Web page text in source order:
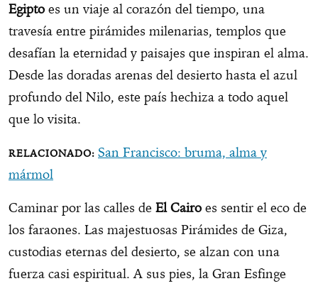
Egipto es un viaje al corazón del tiempo, una
travesía entre pirámides milenarias, templos que
desafían la eternidad y paisajes que inspiran el alma.
Desde las doradas arenas del desierto hasta el azul
profundo del Nilo, este país hechiza a todo aquel
que lo visita.
San Francisco: bruma, alma y
mármol
Caminar por las calles de El Cairo es sentir el eco de
los faraones. Las majestuosas Pirámides de Giza,
custodias eternas del desierto, se alzan con una
fuerza casi espiritual. A sus pies, la Gran Esfinge